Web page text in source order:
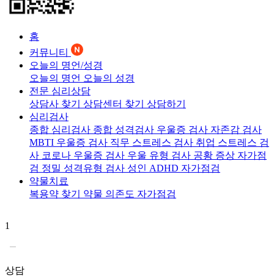
홈
커뮤니티
오늘의 명언/성경
오늘의 명언 오늘의 성경
전문 심리상담
상담사 찾기 상담센터 찾기 상담하기
심리검사
종합 심리검사 종합 성격검사 우울증 검사 자존감 검사
MBTI 우울증 검사 직무 스트레스 검사 취업 스트레스 검
사 코로나 우울증 검사 우울 유형 검사 공황 증상 자가점
검 정밀 성격유형 검사 성인 ADHD 자가점검
약물치료
복용약 찾기 약물 의존도 자가점검
1
상담